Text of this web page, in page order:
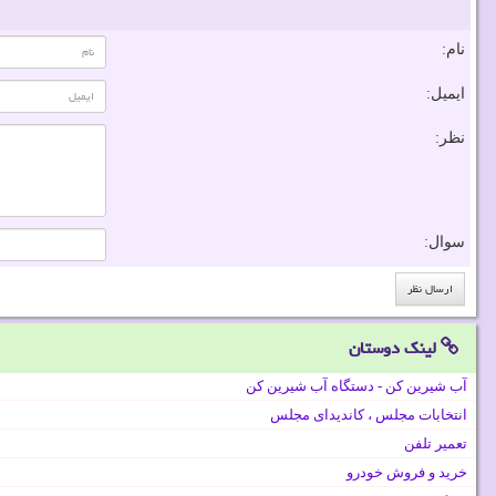
نام:
ایمیل:
نظر:
سوال:
لینک دوستان
آب شیرین کن - دستگاه آب شیرین کن
انتخابات مجلس ، کاندیدای مجلس
تعمیر تلفن
خرید و فروش خودرو